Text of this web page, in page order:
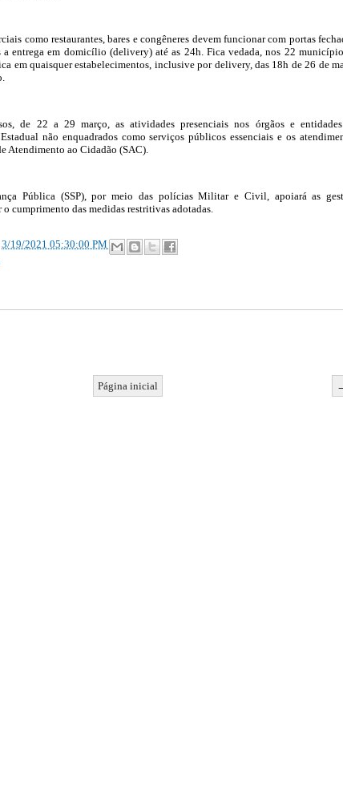
como restaurantes, bares e congêneres devem funcionar com portas
a entrega em domicílio (delivery) até as 24h. Fica vedada, nos 22
em quaisquer estabelecimentos, inclusive por delivery, das 18h de 26 de
de 22 a 29 março, as atividades presenciais nos órgãos e
não enquadrados como serviços públicos essenciais e os
Atendimento ao Cidadão (SAC).
Pública (SSP), por meio das polícias Militar e Civil, apoiará as
cumprimento das medidas restritivas adotadas.
3/19/2021 05:30:00 PM
Página inicial